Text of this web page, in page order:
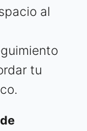
al
tu